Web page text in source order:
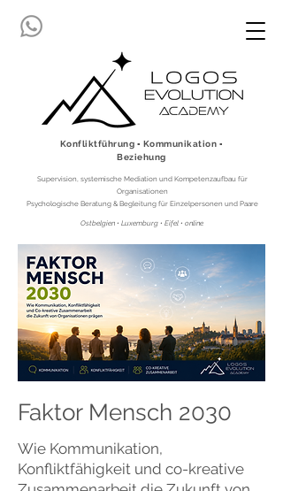
Ostbelgien • Luxemburg • Eifel • online
Konfliktführung ▪ Kommunikation ▪
Beziehung
Supervision, systemische Mediation und Kompetenzaufbau für
Organisationen
Psychologische Beratung & Begleitung für Einzelpersonen und Paare
Faktor Mensch 2030
Wie Kommunikation,
Konfliktfähigkeit und co-kreative